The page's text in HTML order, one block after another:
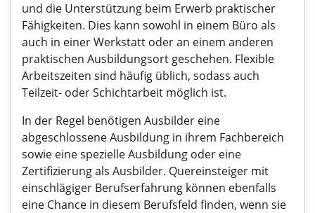
und die Unterstützung beim Erwerb praktischer
Fähigkeiten. Dies kann sowohl in einem Büro als
auch in einer Werkstatt oder an einem anderen
praktischen Ausbildungsort geschehen. Flexible
Arbeitszeiten sind häufig üblich, sodass auch
Teilzeit- oder Schichtarbeit möglich ist.
In der Regel benötigen Ausbilder eine
abgeschlossene Ausbildung in ihrem Fachbereich
sowie eine spezielle Ausbildung oder eine
Zertifizierung als Ausbilder. Quereinsteiger mit
einschlägiger Berufserfahrung können ebenfalls
eine Chance in diesem Berufsfeld finden, wenn sie